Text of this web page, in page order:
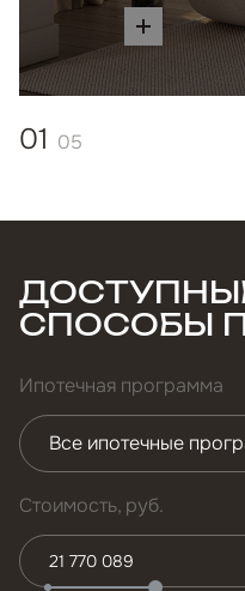
01 05
СПОСОБЫ
Ипотечная программа
Все ипотечные
Стоимость, руб.